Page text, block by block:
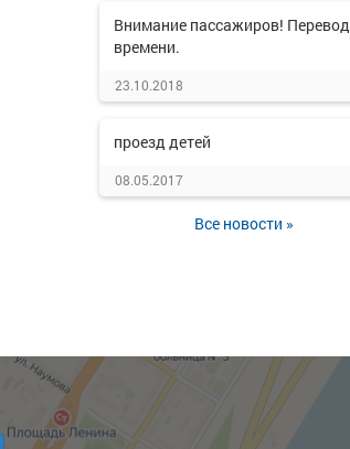
Внимание пассажиров! Перевод
времени.
23.10.2018
проезд детей
08.05.2017
Все новости »